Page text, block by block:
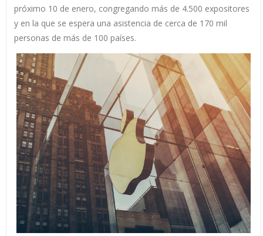
próximo 10 de enero, congregando más de 4.500 expositores
y en la que se espera una asistencia de cerca de 170 mil
personas de más de 100 países.